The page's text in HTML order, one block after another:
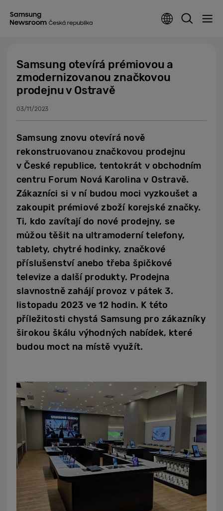
Samsung otevírá prémiovou a
zmodernizovanou značkovou
prodejnu v Ostravě
03/11/2023
Samsung znovu otevírá nově
rekonstruovanou značkovou prodejnu
v České republice, tentokrát v obchodním
centru Forum Nová Karolina v Ostravě.
Zákazníci si v ní budou moci vyzkoušet a
zakoupit prémiové zboží korejské značky.
Ti, kdo zavítají do nové prodejny, se
můžou těšit na ultramoderní telefony,
tablety, chytré hodinky, značkové
příslušenství anebo třeba špičkové
televize a další produkty. Prodejna
slavnostně zahájí provoz v pátek 3.
listopadu 2023 ve 12 hodin. K této
příležitosti chystá Samsung pro zákazníky
širokou škálu výhodných nabídek, které
budou moct na místě využít.